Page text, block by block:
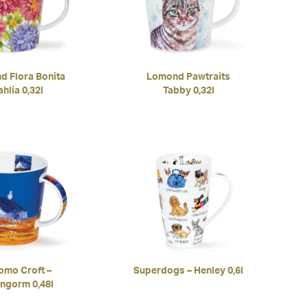
Flora Bonita
0,32l
Lomond Pawtraits
Tabby 0,32l
Croft –
0,48l
Superdogs – Henley 0,6l